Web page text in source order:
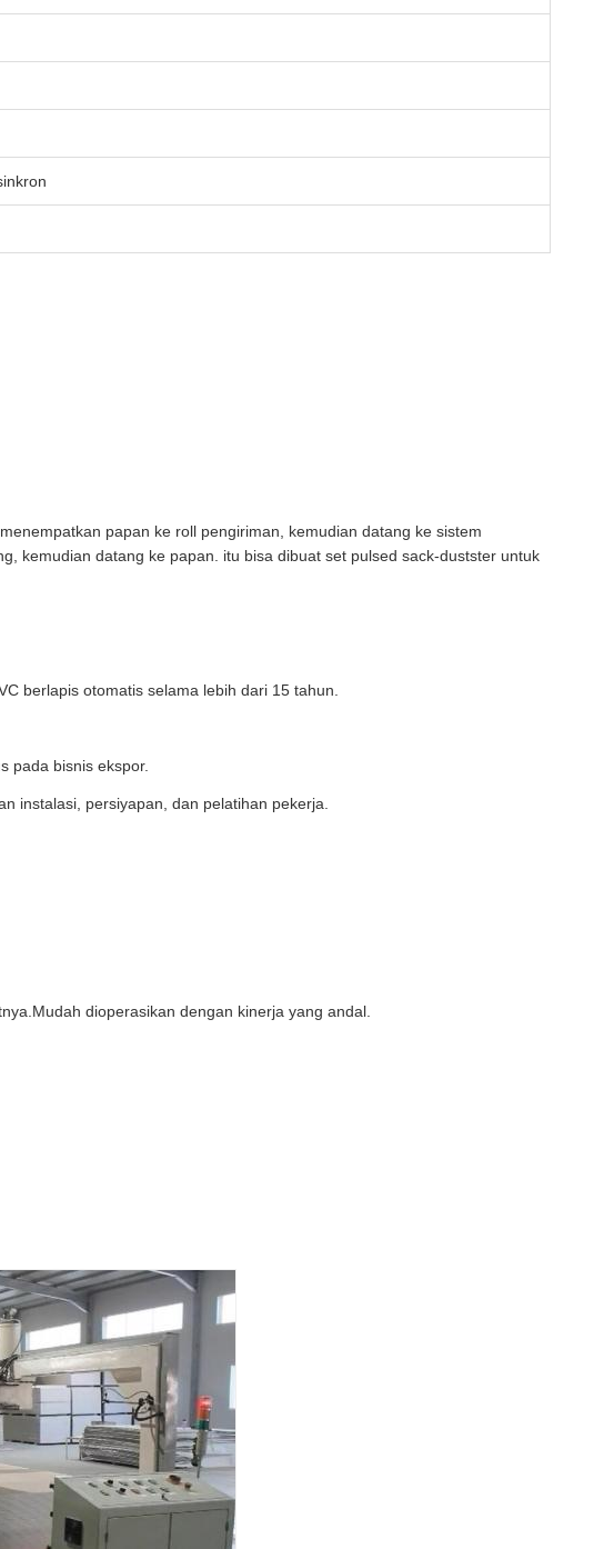
papan ke roll pengiriman, kemudian datang ke sistem
kemudian datang ke papan. itu bisa dibuat set pulsed sack-dustster untuk
berlapis otomatis selama lebih dari 15 tahun.
pada bisnis ekspor.
instalasi, persiyapan, dan pelatihan pekerja.
dioperasikan dengan kinerja yang andal.